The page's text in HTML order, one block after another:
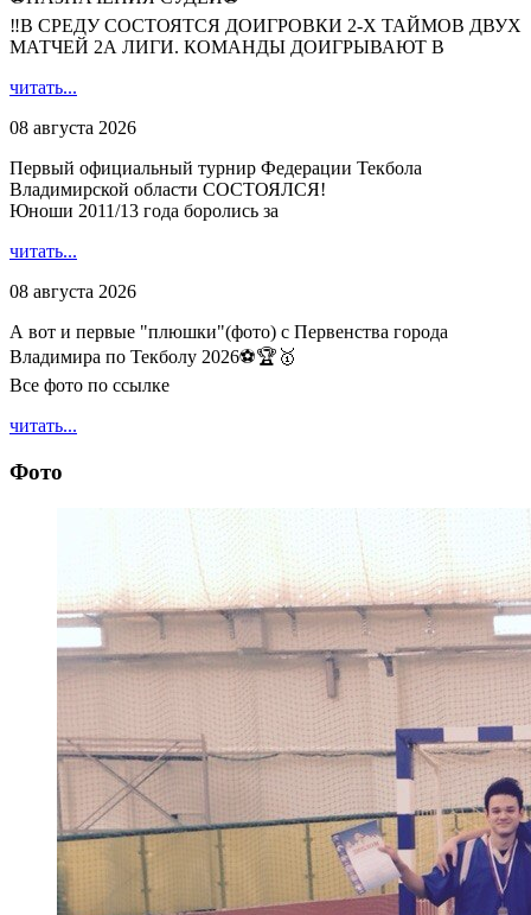
‼В СРЕДУ СОСТОЯТСЯ ДОИГРОВКИ 2-Х ТАЙМОВ ДВУХ
МАТЧЕЙ 2А ЛИГИ. КОМАНДЫ ДОИГРЫВАЮТ В
читать...
08 августа 2026
Первый официальный турнир Федерации Текбола
Владимирской области СОСТОЯЛСЯ!
Юноши 2011/13 года боролись за
читать...
08 августа 2026
А вот и первые "плюшки"(фото) с Первенства города
Владимира по Текболу 2026⚽🏆🥇
Все фото по ссылке
читать...
Фото